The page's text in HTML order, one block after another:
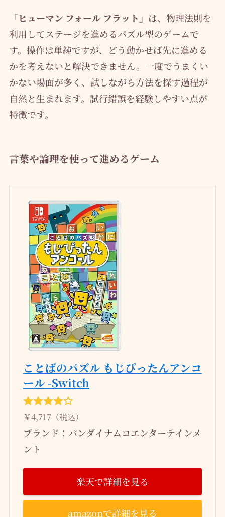
「ヒューマン フォール フラット」 は、物理法則を
利用してステージを進めるパズル型のゲームで
す。操作は単純ですが、どう動かせば先に進める
かを考えないと解決できません。一度でうまくい
かない場面が多く、試しながら方法を探す過程が
自然と生まれます。試行錯誤を経験しやすい点が
特徴です。
言葉や論理を使って進めるゲーム
ことばのパズル もじぴったんアンコ
ール -Switch
￥4,717（税込）
ブランド：バンダイナムコエンターテインメ
ント
楽天で詳細を見る
amazonで詳細を見る